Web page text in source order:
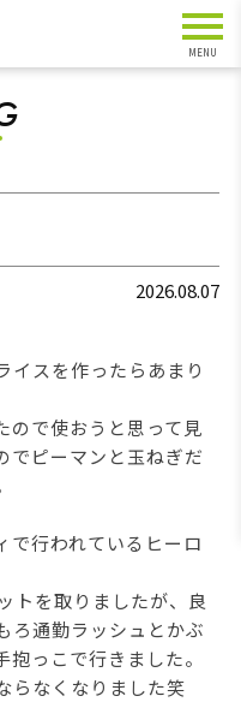
2026.08.07
イスを作ったらあまり
ので使おうと思って見
でピーマンと玉ねぎだ
で行われているヒーロ
トを取りましたが、良
ろ通勤ラッシュとかぶ
っこで行きました。
らなくなりました笑